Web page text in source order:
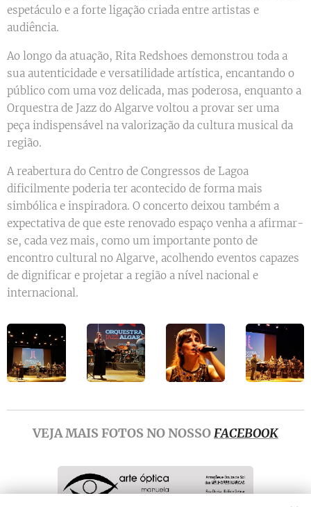
espetáculo e a forte ligação criada entre artistas e
audiência.
Ao longo da atuação, Rita Redshoes demonstrou toda a
sua autenticidade e versatilidade artística, encantando o
público com uma voz delicada, mas poderosa, enquanto a
Orquestra de Jazz do Algarve voltou a provar ser uma
peça indispensável na valorização da cultura musical da
região.
A reabertura do Centro de Congressos de Lagoa
dificilmente poderia ter acontecido de forma mais
simbólica e inspiradora. O concerto deixou também a
expectativa de que este renovado espaço venha a afirmar-
se, cada vez mais, como um importante ponto de
encontro cultural no Algarve, acolhendo eventos capazes
de dignificar e projetar a região a nível nacional e
internacional.
VEJA MAIS FOTOS NO NOSSOFACEBOOK